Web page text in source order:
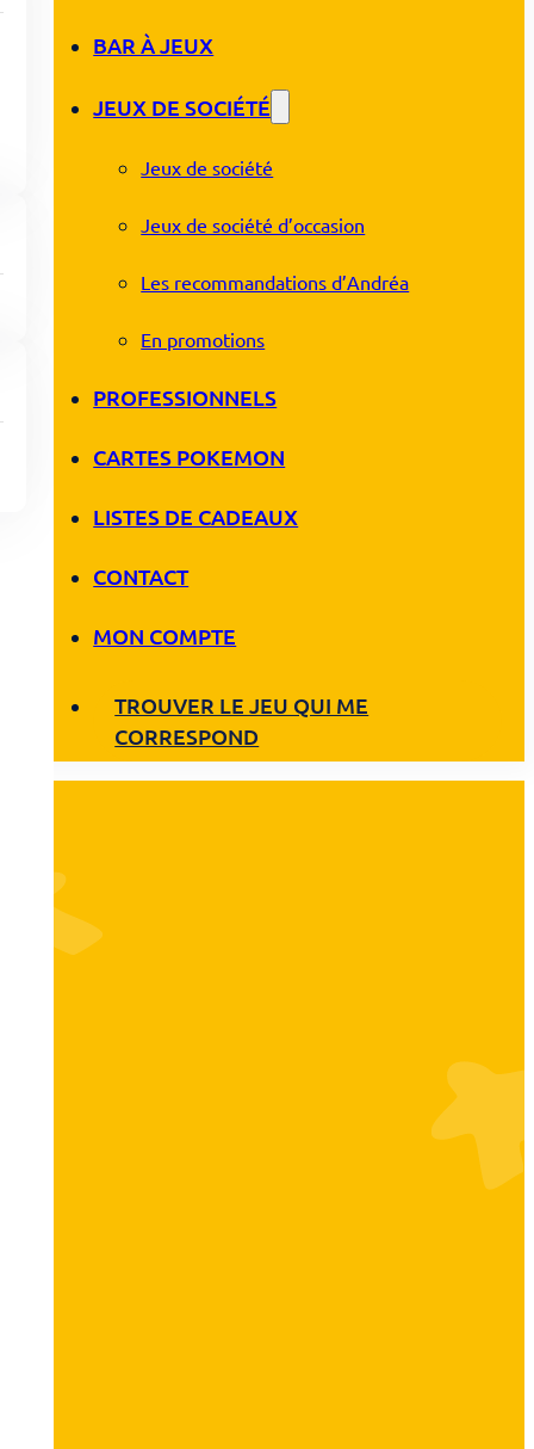
BAR À JEUX
JEUX DE SOCIÉTÉ
Jeux de société
Jeux de société d’occasion
Les recommandations d’Andréa
En promotions
PROFESSIONNELS
CARTES POKEMON
LISTES DE CADEAUX
CONTACT
MON COMPTE
TROUVER LE JEU QUI ME
CORRESPOND